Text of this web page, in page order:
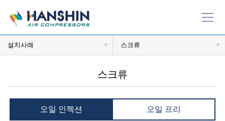
설치사례 스크류
스크류
오일 인젝션 오일 프리
전
체